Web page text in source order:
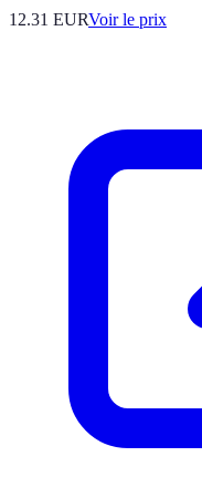
12.31 EURVoir le prix